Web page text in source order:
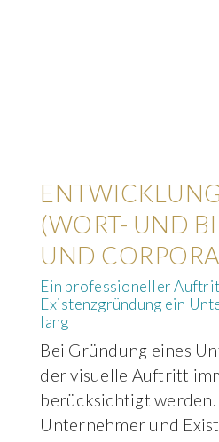
(WORT- UND
UND
Ein professioneller
Existenzgründung ein
lang
Bei Gründung eines
der visuelle Auftritt
berücksichtigt
Unternehmer und